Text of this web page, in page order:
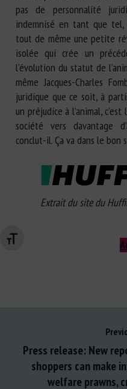
Changer la taille de la police
pas de personnalité
indemnisé en tant que tel,
tout de même une petite
isolée qui crée un
l’évolution du statut de
même Jacques-Charles
juridique que ce soit, à
un préjudice à l’animal,
société vers davantage
conclut-il. Ça va dans le bon
Extrait du site du
Press release: New
shoppers can make
welfare prawns,